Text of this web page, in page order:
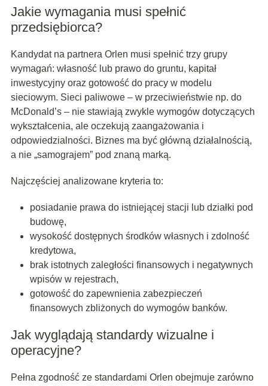
Jakie wymagania musi spełnić
przedsiębiorca?
Kandydat na partnera Orlen musi spełnić trzy grupy
wymagań: własność lub prawo do gruntu, kapitał
inwestycyjny oraz gotowość do pracy w modelu
sieciowym. Sieci paliwowe – w przeciwieństwie np. do
McDonald’s – nie stawiają zwykle wymogów dotyczących
wykształcenia, ale oczekują zaangażowania i
odpowiedzialności. Biznes ma być główną działalnością,
a nie „samograjem” pod znaną marką.
Najczęściej analizowane kryteria to:
posiadanie prawa do istniejącej stacji lub działki pod
budowę,
wysokość dostępnych środków własnych i zdolność
kredytowa,
brak istotnych zaległości finansowych i negatywnych
wpisów w rejestrach,
gotowość do zapewnienia zabezpieczeń
finansowych zbliżonych do wymogów banków.
Jak wyglądają standardy wizualne i
operacyjne?
Pełna zgodność ze standardami Orlen obejmuje zarówno